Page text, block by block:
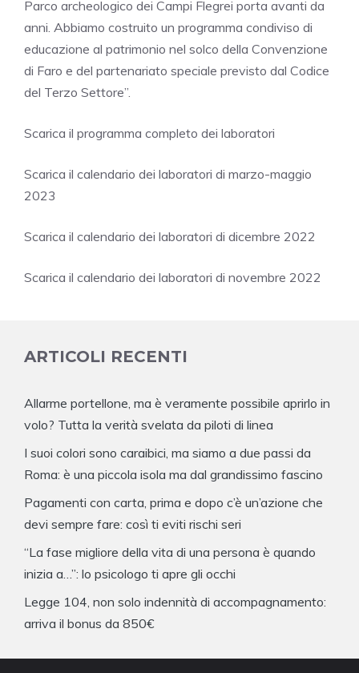
Parco archeologico dei Campi Flegrei porta avanti da
anni. Abbiamo costruito un programma condiviso di
educazione al patrimonio nel solco della Convenzione
di Faro e del partenariato speciale previsto dal Codice
del Terzo Settore”.
Scarica il programma completo dei laboratori
Scarica il calendario dei laboratori di marzo-maggio
2023
Scarica il calendario dei laboratori di dicembre 2022
Scarica il calendario dei laboratori di novembre 2022
ARTICOLI RECENTI
Allarme portellone, ma è veramente possibile aprirlo in
volo? Tutta la verità svelata da piloti di linea
I suoi colori sono caraibici, ma siamo a due passi da
Roma: è una piccola isola ma dal grandissimo fascino
Pagamenti con carta, prima e dopo c’è un’azione che
devi sempre fare: così ti eviti rischi seri
“La fase migliore della vita di una persona è quando
inizia a…”: lo psicologo ti apre gli occhi
Legge 104, non solo indennità di accompagnamento:
arriva il bonus da 850€